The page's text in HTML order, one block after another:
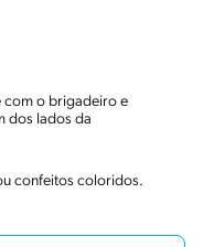
com o brigadeiro e
dos lados da
confeitos coloridos.